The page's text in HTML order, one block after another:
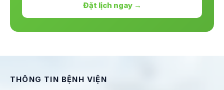
Đặt lịch ngay →
THÔNG TIN BỆNH VIỆN